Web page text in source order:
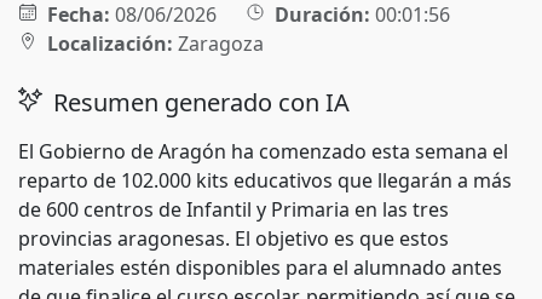
Fecha: 08/06/2026 Duración: 00:01:56
Localización: Zaragoza
Resumen generado con IA
El Gobierno de Aragón ha comenzado esta semana el
reparto de 102.000 kits educativos que llegarán a más
de 600 centros de Infantil y Primaria en las tres
provincias aragonesas. El objetivo es que estos
materiales estén disponibles para el alumnado antes